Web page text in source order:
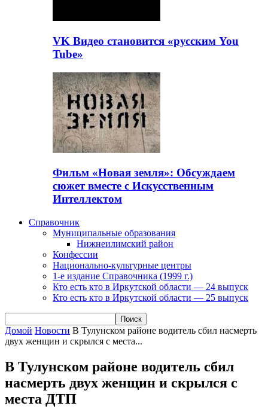
VK Видео становится «русским You
Tube»
Фильм «Новая земля»: Обсуждаем
сюжет вместе с Искусственным
Интеллектом
Справочник
Муниципальные образования
Нижнеилимский район
Конфессии
Национально-культурные центры
1-е издание Справочника (1999 г.)
Кто есть кто в Иркутской области — 24 выпуск
Кто есть кто в Иркутской области — 25 выпуск
Домой Новости В Тулунском районе водитель сбил насмерть
двух женщин и скрылся с места...
В Тулунском районе водитель сбил
насмерть двух женщин и скрылся с
места ДТП